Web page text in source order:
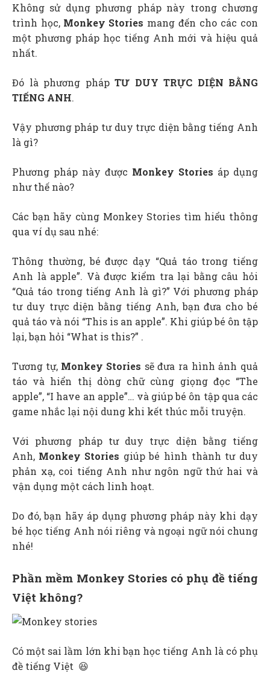
Không sử dụng phương pháp này trong chương
trình học, Monkey Stories mang đến cho các con
một phương pháp học tiếng Anh mới và hiệu quả
nhất.
Đó là phương pháp TƯ DUY TRỰC DIỆN BẰNG
TIẾNG ANH.
Vậy phương pháp tư duy trực diện bằng tiếng Anh
là gì?
Phương pháp này được Monkey Stories áp dụng
như thế nào?
Các bạn hãy cùng Monkey Stories tìm hiểu thông
qua ví dụ sau nhé:
Thông thường, bé được dạy “Quả táo trong tiếng
Anh là apple”. Và được kiểm tra lại bằng câu hỏi
“Quả táo trong tiếng Anh là gì?” Với phương pháp
tư duy trực diện bằng tiếng Anh, bạn đưa cho bé
quả táo và nói “This is an apple”. Khi giúp bé ôn tập
lại, bạn hỏi “What is this?” .
Tương tự, Monkey Stories sẽ đưa ra hình ảnh quả
táo và hiển thị dòng chữ cùng giọng đọc “The
apple”, “I have an apple”… và giúp bé ôn tập qua các
game nhắc lại nội dung khi kết thúc mỗi truyện.
Với phương pháp tư duy trực diện bằng tiếng
Anh, Monkey Stories giúp bé hình thành tư duy
phản xạ, coi tiếng Anh như ngôn ngữ thứ hai và
vận dụng một cách linh hoạt.
Do đó, bạn hãy áp dụng phương pháp này khi dạy
bé học tiếng Anh nói riêng và ngoại ngữ nói chung
nhé!
Phần mềm Monkey Stories có phụ đề tiếng
Việt không?
Có một sai lầm lớn khi bạn học tiếng Anh là có phụ
đề tiếng Việt 😆